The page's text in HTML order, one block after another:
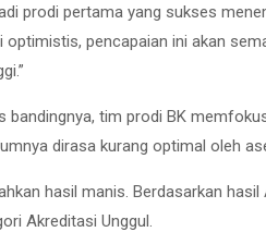
prodi pertama yang sukses
optimistis, pencapaian ini akan
bandingnya, tim prodi BK
dirasa kurang optimal oleh
hasil manis. Berdasarkan
Akreditasi Unggul.